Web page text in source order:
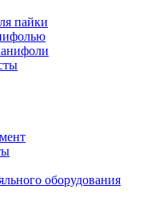
пайки
оборудования